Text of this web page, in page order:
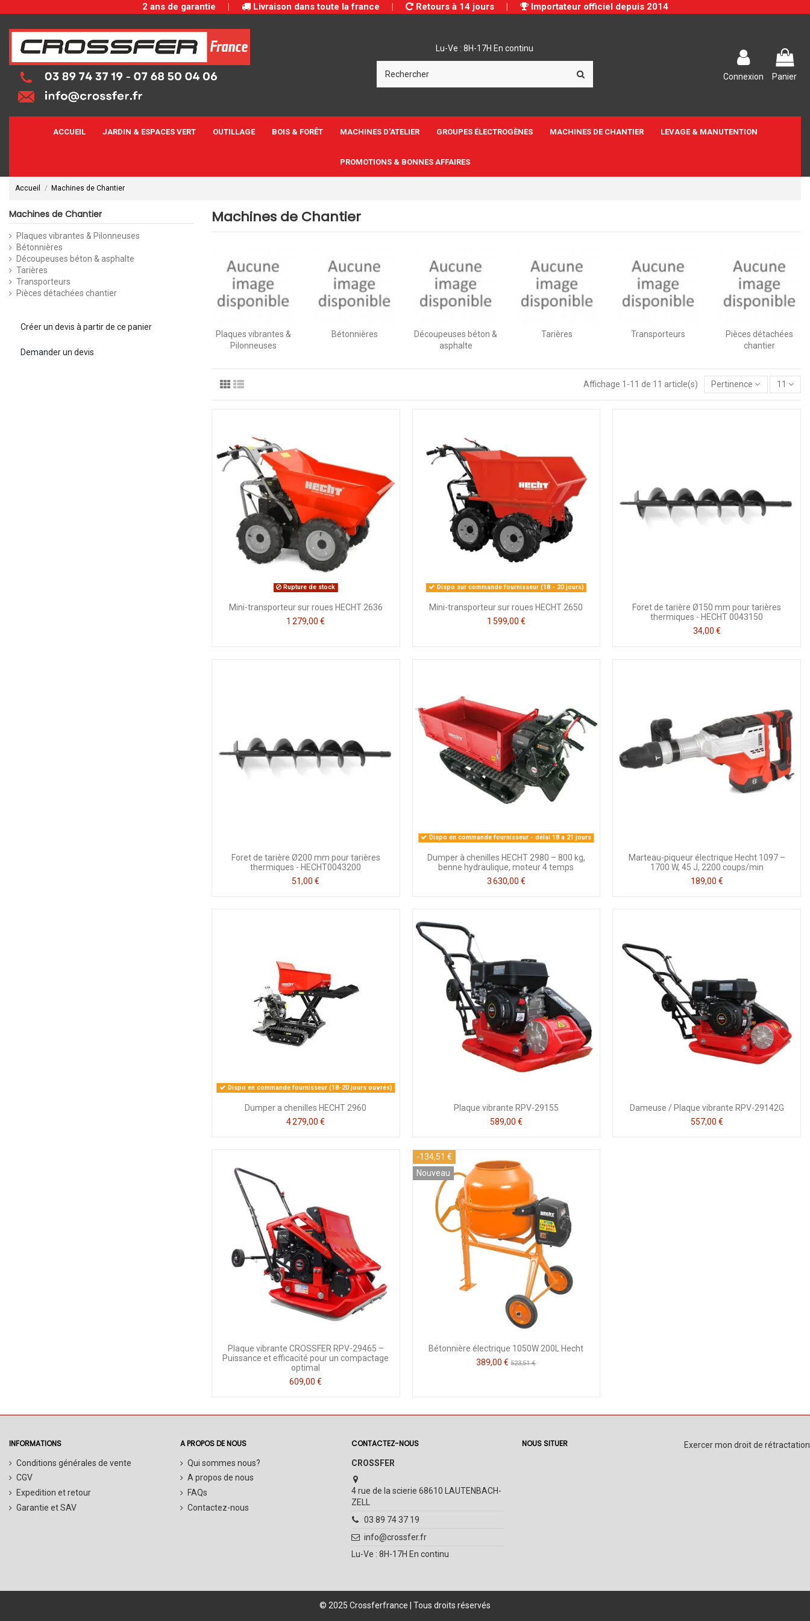
2 ans de garantie | Livraison dans toute la france | Retours à 14 jours | Importateur officiel depuis 2014
Lu-Ve : 8H-17H En continu
Connexion Panier
ACCUEIL JARDIN & ESPACES VERT OUTILLAGE BOIS & FORÊT MACHINES D'ATELIER GROUPES ÉLECTROGÈNES MACHINES DE CHANTIER LEVAGE & MANUTENTION
PROMOTIONS & BONNES AFFAIRES
Accueil Machines de Chantier
Machines de Chantier
Plaques vibrantes &
Pilonneuses
Bétonnières
Découpeuses béton &
asphalte
Tarières Transporteurs
Pièces détachées
chantier
Affichage 1-11 de 11 article(s) Pertinence 11
Rupture de stock
Mini-transporteur sur roues HECHT 2636
1 279,00 €
Dispo sur commande fournisseur (18 - 20 jours)
Mini-transporteur sur roues HECHT 2650
1 599,00 €
Foret de tarière Ø150 mm pour tarières
thermiques - HECHT 0043150
34,00 €
Foret de tarière Ø200 mm pour tarières
thermiques - HECHT0043200
51,00 €
Dispo en commande fournisseur - délai 18 a 21 jours
Dumper à chenilles HECHT 2980 – 800 kg,
benne hydraulique, moteur 4 temps
3 630,00 €
Marteau-piqueur électrique Hecht 1097 –
1700 W, 45 J, 2200 coups/min
189,00 €
Dispo en commande fournisseur (18-20 jours ouvrés)
Dumper a chenilles HECHT 2960
4 279,00 €
Plaque vibrante RPV-29155
589,00 €
Dameuse / Plaque vibrante RPV-29142G
557,00 €
Plaque vibrante CROSSFER RPV-29465 –
Puissance et efficacité pour un compactage
optimal
609,00 €
-134,51 €
Nouveau
Bétonnière électrique 1050W 200L Hecht
389,00 €523,51 €
Machines de Chantier
Plaques vibrantes & Pilonneuses
Bétonnières
Découpeuses béton & asphalte
Tarières
Transporteurs
Pièces détachées chantier
Créer un devis à partir de ce panier
Demander un devis
INFORMATIONS
Conditions générales de vente
CGV
Expedition et retour
Garantie et SAV
A PROPOS DE NOUS
Qui sommes nous?
A propos de nous
FAQs
Contactez-nous
CONTACTEZ-NOUS
CROSSFER
4 rue de la scierie 68610 LAUTENBACH-
ZELL
03 89 74 37 19
info@crossfer.fr
Lu-Ve : 8H-17H En continu
NOUS SITUER Exercer mon droit de rétractation
© 2025 Crossferfrance | Tous droits réservés